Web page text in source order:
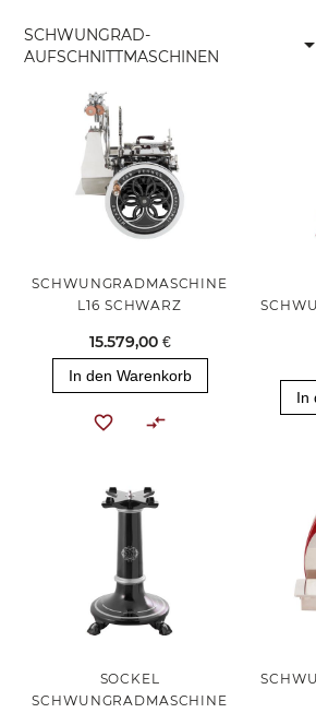
SCHWUNGRAD-
AUFSCHNITTMASCHINEN
arrow_drop_down
SCHWUNGRADMASCHINE
L16 SCHWARZ
15.579,00 €
In den Warenkorb
In
SOCKEL
SCHWUNGRADMASCHINE